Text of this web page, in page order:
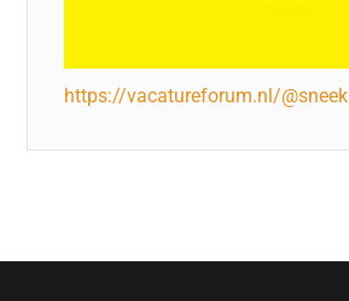
https://vacatureforum.nl/@sneek